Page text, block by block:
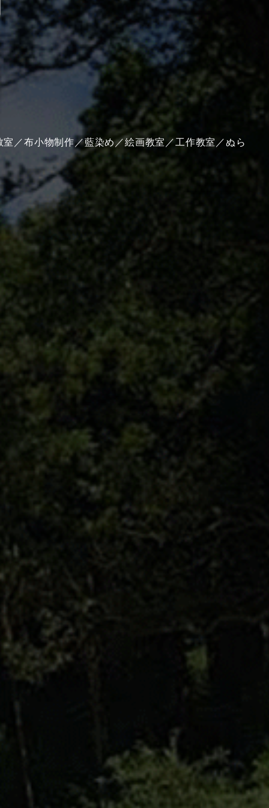
／布小物制作／藍染め／絵画教室／工作教室／ぬら